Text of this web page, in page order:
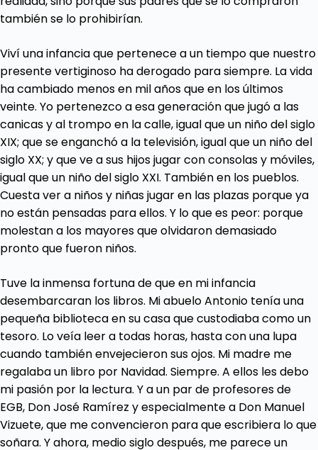
también se lo prohibirían.
Viví una infancia que pertenece a un tiempo que nuestro
presente vertiginoso ha derogado para siempre. La vida
ha cambiado menos en mil años que en los últimos
veinte. Yo pertenezco a esa generación que jugó a las
canicas y al trompo en la calle, igual que un niño del siglo
XIX; que se enganchó a la televisión, igual que un niño del
siglo XX; y que ve a sus hijos jugar con consolas y móviles,
igual que un niño del siglo XXI. También en los pueblos.
Cuesta ver a niños y niñas jugar en las plazas porque ya
no están pensadas para ellos. Y lo que es peor: porque
molestan a los mayores que olvidaron demasiado
pronto que fueron niños.
Tuve la inmensa fortuna de que en mi infancia
desembarcaran los libros. Mi abuelo Antonio tenía una
pequeña biblioteca en su casa que custodiaba como un
tesoro. Lo veía leer a todas horas, hasta con una lupa
cuando también envejecieron sus ojos. Mi madre me
regalaba un libro por Navidad. Siempre. A ellos les debo
mi pasión por la lectura. Y a un par de profesores de
EGB, Don José Ramírez y especialmente a Don Manuel
Vizuete, que me convencieron para que escribiera lo que
soñara. Y ahora, medio siglo después, me parece un